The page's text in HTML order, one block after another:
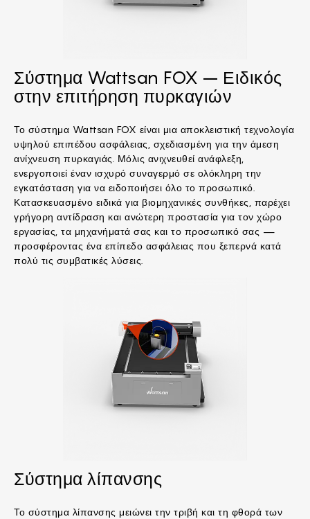
Σύστημα Wattsan FOX – Ειδικός
στην επιτήρηση πυρκαγιών
Το σύστημα Wattsan FOX είναι μια αποκλειστική τεχνολογία
υψηλού επιπέδου ασφάλειας, σχεδιασμένη για την άμεση
ανίχνευση πυρκαγιάς. Μόλις ανιχνευθεί ανάφλεξη,
ενεργοποιεί έναν ισχυρό συναγερμό σε ολόκληρη την
εγκατάσταση για να ειδοποιήσει όλο το προσωπικό.
Κατασκευασμένο ειδικά για βιομηχανικές συνθήκες, παρέχει
γρήγορη αντίδραση και ανώτερη προστασία για τον χώρο
εργασίας, τα μηχανήματά σας και το προσωπικό σας —
προσφέροντας ένα επίπεδο ασφάλειας που ξεπερνά κατά
πολύ τις συμβατικές λύσεις.
Σύστημα λίπανσης
Το σύστημα λίπανσης μειώνει την τριβή και τη φθορά των